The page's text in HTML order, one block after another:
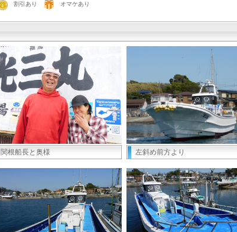
割引あり オマケあり
関根船長と奥様 左斜め前方より